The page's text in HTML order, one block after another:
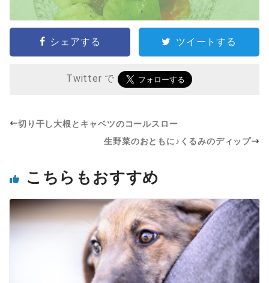
シェアする ツイートする
Twitter で
切り干し大根とキャベツのコールスロー
生野菜のおともに♪くるみのディップ
こちらもおすすめ